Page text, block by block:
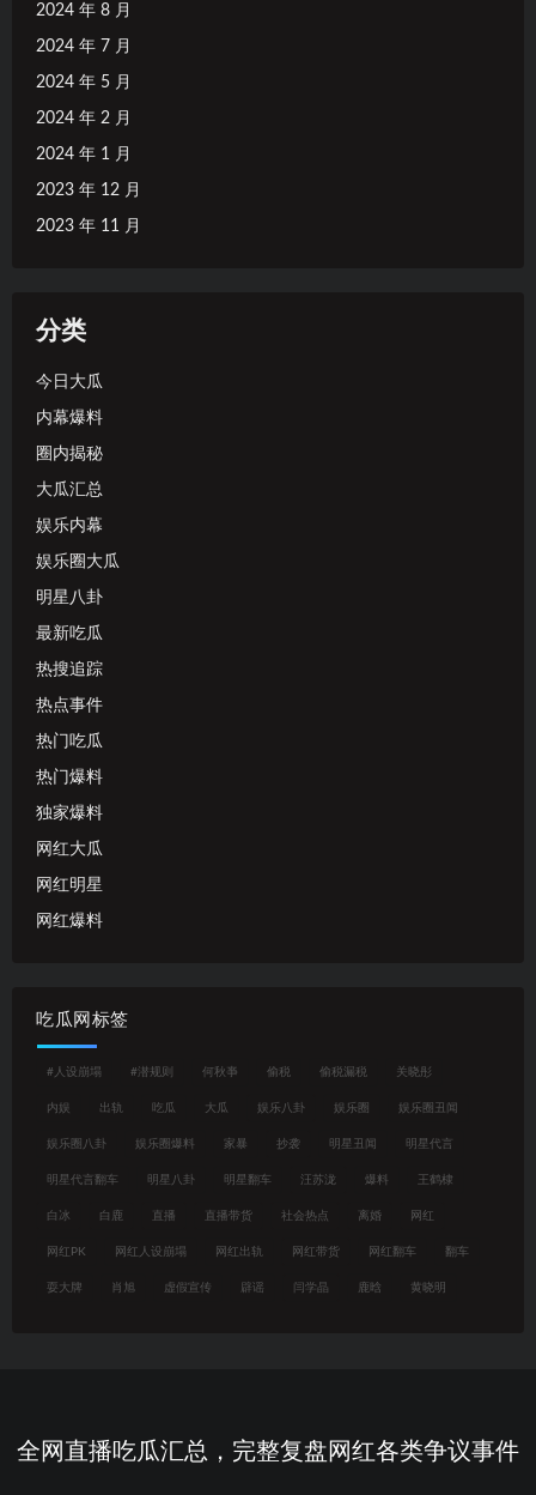
2024 年 8 月
2024 年 7 月
2024 年 5 月
2024 年 2 月
2024 年 1 月
2023 年 12 月
2023 年 11 月
分类
今日大瓜
内幕爆料
圈内揭秘
大瓜汇总
娱乐内幕
娱乐圈大瓜
明星八卦
最新吃瓜
热搜追踪
热点事件
热门吃瓜
热门爆料
独家爆料
网红大瓜
网红明星
网红爆料
吃瓜网标签
#人设崩塌 #潜规则 何秋亊 偷税 偷税漏税 关晓彤
内娱 出轨 吃瓜 大瓜 娱乐八卦 娱乐圈 娱乐圈丑闻
娱乐圈八卦 娱乐圈爆料 家暴 抄袭 明星丑闻 明星代言
明星代言翻车 明星八卦 明星翻车 汪苏泷 爆料 王鹤棣
白冰 白鹿 直播 直播带货 社会热点 离婚 网红
网红PK 网红人设崩塌 网红出轨 网红带货 网红翻车 翻车
耍大牌 肖旭 虚假宣传 辟谣 闫学晶 鹿晗 黄晓明
全网直播吃瓜汇总，完整复盘网红各类争议事件